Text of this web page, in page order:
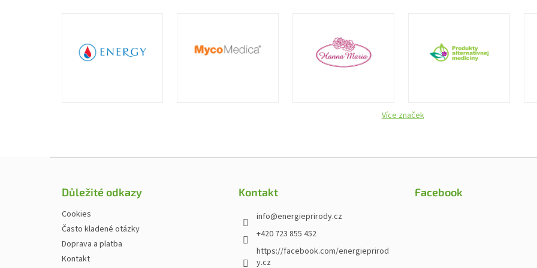
Více značek
Důležité odkazy
Cookies
Často kladené otázky
Doprava a platba
Kontakt
Kontakt
info@energieprirody.cz
+420 723 855 452
https://facebook.com/energieprirod
y.cz
Facebook